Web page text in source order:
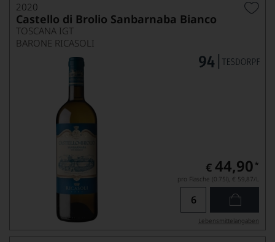
2020
Castello di Brolio Sanbarnaba Bianco
TOSCANA IGT
BARONE RICASOLI
€ 44,90 *
pro Flasche (0.75l), € 59,87/L
Lebensmittel­angaben